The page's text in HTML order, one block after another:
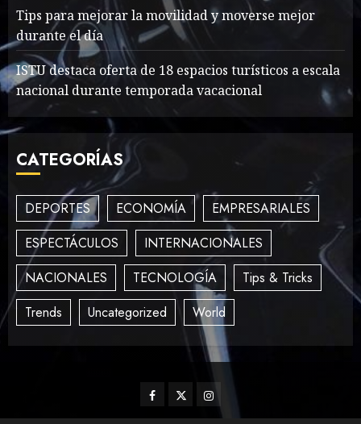
2
Searching for the
forgotten heroes of World
War Two
MAYO 14, 2024 861
3
Sex Talk? Its About Weight
4
How To Write Award
Winning Blog Headlines
MAYO 14, 2024
How Many of These Italian
Foods Have You Tried?
Tips para mejorar la movilidad y moverse mejor
durante el día
ISTU destaca oferta de 18 espacios turísticos a escala
nacional durante temporada vacacional
CATEGORÍAS
DEPORTES ECONOMÍA
EMPRESARIALES
ESPECTÁCULOS
INTERNACIONALES
NACIONALES
TECNOLOGÍA
Tips & Tricks
Trends
Uncategorized World
Facebook
TwitterInstagram